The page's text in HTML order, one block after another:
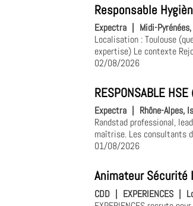
Responsable
Expectra
Midi-
Localisation : Toulouse
expertise) Le contexte
02/08/2026
RESPONSABLE
Expectra
Rhône-Alpes,
Randstad professional,
maîtrise. Les consultants
01/08/2026
Animateur
CDD | EXPERIENCES |